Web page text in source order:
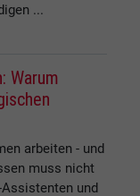
...
Warum
arbeiten - und
muss nicht
und